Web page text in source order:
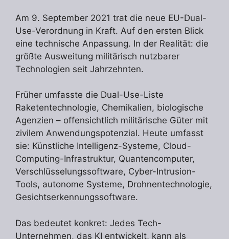
Am 9. September 2021 trat die neue EU-Dual-
Use-Verordnung in Kraft. Auf den ersten Blick
eine technische Anpassung. In der Realität: die
größte Ausweitung militärisch nutzbarer
Technologien seit Jahrzehnten.
Früher umfasste die Dual-Use-Liste
Raketentechnologie, Chemikalien, biologische
Agenzien – offensichtlich militärische Güter mit
zivilem Anwendungspotenzial. Heute umfasst
sie: Künstliche Intelligenz-Systeme, Cloud-
Computing-Infrastruktur, Quantencomputer,
Verschlüsselungssoftware, Cyber-Intrusion-
Tools, autonome Systeme, Drohnentechnologie,
Gesichtserkennungssoftware.
Das bedeutet konkret: Jedes Tech-
Unternehmen, das KI entwickelt, kann als